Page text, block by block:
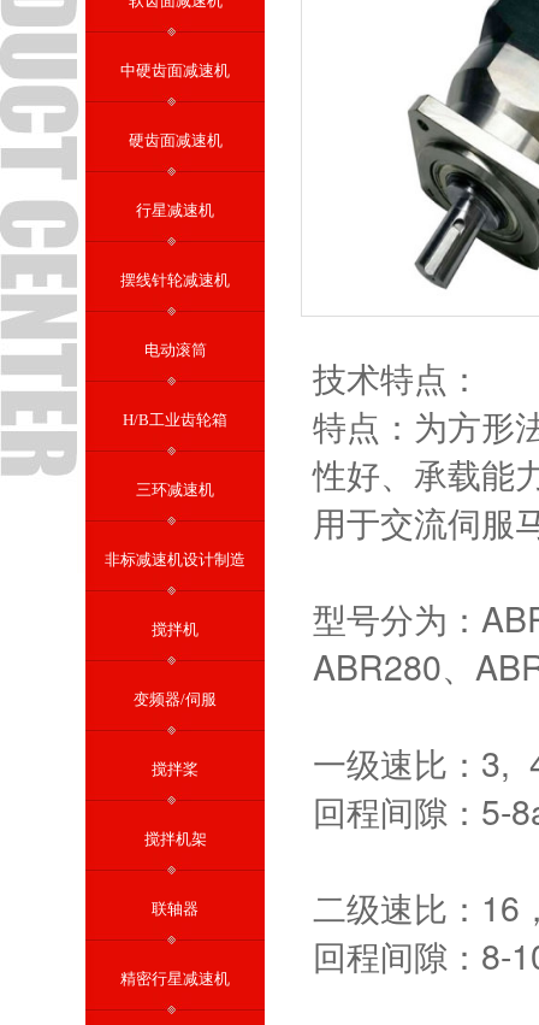
中硬齿面减速机
硬齿面减速机
行星减速机
摆线针轮减速机
电动滚筒
H/B工业齿轮箱
三环减速机
非标减速机设计制造
搅拌机
变频器/伺服
搅拌桨
搅拌机架
联轴器
精密行星减速机
技术特点：
特点：为方形
性好、承载能
用于交流伺服
型号分为：
ABR280、
一级速比：
回程间隙：5-
二级速比：
回程间隙：8-